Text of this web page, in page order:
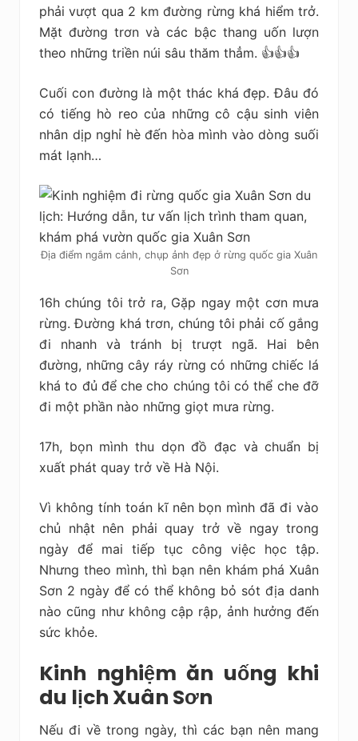
phải vượt qua 2 km đường rừng khá hiểm trở.
Mặt đường trơn và các bậc thang uốn lượn
theo những triền núi sâu thăm thẳm. 👍👍👍
Cuối con đường là một thác khá đẹp. Đâu đó
có tiếng hò reo của những cô cậu sinh viên
nhân dịp nghỉ hè đến hòa mình vào dòng suối
mát lạnh…
Địa điểm ngắm cảnh, chụp ảnh đẹp ở rừng quốc gia Xuân
Sơn
16h chúng tôi trở ra, Gặp ngay một cơn mưa
rừng. Đường khá trơn, chúng tôi phải cố gắng
đi nhanh và tránh bị trượt ngã. Hai bên
đường, những cây ráy rừng có những chiếc lá
khá to đủ để che cho chúng tôi có thể che đỡ
đi một phần nào những giọt mưa rừng.
17h, bọn mình thu dọn đồ đạc và chuẩn bị
xuất phát quay trở về Hà Nội.
Vì không tính toán kĩ nên bọn mình đã đi vào
chủ nhật nên phải quay trở về ngay trong
ngày để mai tiếp tục công việc học tập.
Nhưng theo mình, thì bạn nên khám phá Xuân
Sơn 2 ngày để có thể không bỏ sót địa danh
nào cũng như không cập rập, ảnh hưởng đến
sức khỏe.
Kinh nghiệm ăn uống khi
du lịch Xuân Sơn
Nếu đi về trong ngày, thì các bạn nên mang